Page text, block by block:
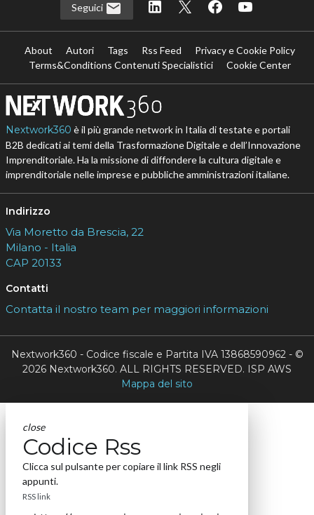
Seguici
About Autori Tags Rss Feed
Privacy e Cookie Policy
Terms&Conditions Contenuti Specialistici
Cookie Center
Nextwork360 è il più grande network in Italia di testate e portali
B2B dedicati ai temi della Trasformazione Digitale e dell’Innovazione
Imprenditoriale. Ha la missione di diffondere la cultura digitale e
imprenditoriale nelle imprese e pubbliche amministrazioni italiane.
Indirizzo
Via Moretto da Brescia, 22
Milano - Italia
CAP 20133
Contatti
Contatta il nostro team per maggiori informazioni
Nextwork360 - Codice fiscale e Partita IVA 13868590962 - ©
2026 Nextwork360. ALL RIGHTS RESERVED. ISP AWS
Mappa del sito
close
Codice Rss
Clicca sul pulsante per copiare il link RSS negli
appunti.
RSS link